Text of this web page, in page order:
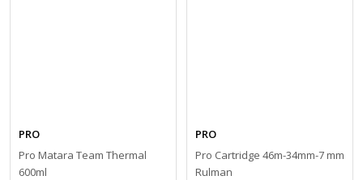
PRO
Pro Matara Team Thermal
600ml
PRO
Pro Cartridge 46m-34mm-7 mm
Rulman